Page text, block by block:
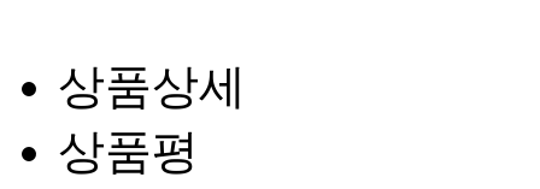
상품상세
상품평